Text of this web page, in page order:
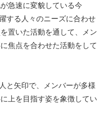
急速に変貌している今
する人々のニーズに合わせ
置いた活動を通して、メン
焦点を合わせた活動をして
と矢印で、メンバーが多様
上を目指す姿を象徴してい